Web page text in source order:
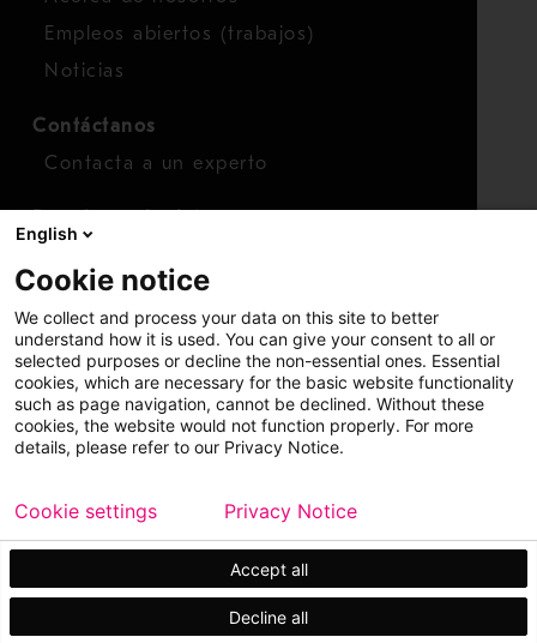
Empleos abiertos (trabajos)
Noticias
Contáctanos
Contacta a un experto
Finanzas
Acciones
Copyright © 2026 Metso
Mapa del sitio
Información legal
Privacidad Marca comercial
English
Cookie notice
We collect and process your data on this site to better
understand how it is used. You can give your consent to all or
selected purposes or decline the non-essential ones. Essential
cookies, which are necessary for the basic website functionality
such as page navigation, cannot be declined. Without these
cookies, the website would not function properly. For more
details, please refer to our Privacy Notice.
Accept all
Decline all
Cookie settings Privacy Notice